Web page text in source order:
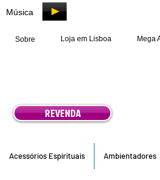
Música
Sobre Loja em Lisboa Mega
REVENDA
Acessórios Espirituais Ambientadores